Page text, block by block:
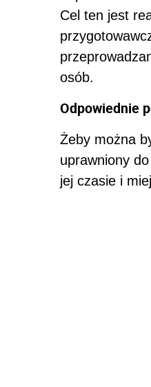
Cel ten jest
osób.
Odpowiednie
Żeby można
uprawniony
jej czasie i